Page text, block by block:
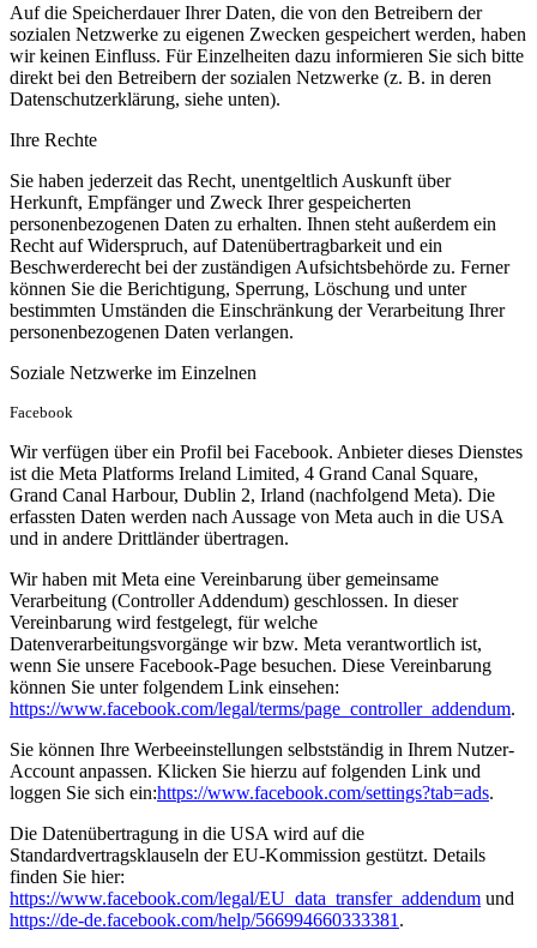
Auf die Speicherdauer Ihrer Daten, die von den Betreibern der
sozialen Netzwerke zu eigenen Zwecken gespeichert werden, haben
wir keinen Einfluss. Für Einzelheiten dazu informieren Sie sich bitte
direkt bei den Betreibern der sozialen Netzwerke (z. B. in deren
Datenschutzerklärung, siehe unten).
Ihre Rechte
Sie haben jederzeit das Recht, unentgeltlich Auskunft über
Herkunft, Empfänger und Zweck Ihrer gespeicherten
personenbezogenen Daten zu erhalten. Ihnen steht außerdem ein
Recht auf Widerspruch, auf Datenübertragbarkeit und ein
Beschwerderecht bei der zuständigen Aufsichtsbehörde zu. Ferner
können Sie die Berichtigung, Sperrung, Löschung und unter
bestimmten Umständen die Einschränkung der Verarbeitung Ihrer
personenbezogenen Daten verlangen.
Soziale Netzwerke im Einzelnen
Facebook
Wir verfügen über ein Profil bei Facebook. Anbieter dieses Dienstes
ist die Meta Platforms Ireland Limited, 4 Grand Canal Square,
Grand Canal Harbour, Dublin 2, Irland (nachfolgend Meta). Die
erfassten Daten werden nach Aussage von Meta auch in die USA
und in andere Drittländer übertragen.
Wir haben mit Meta eine Vereinbarung über gemeinsame
Verarbeitung (Controller Addendum) geschlossen. In dieser
Vereinbarung wird festgelegt, für welche
Datenverarbeitungsvorgänge wir bzw. Meta verantwortlich ist,
wenn Sie unsere Facebook-Page besuchen. Diese Vereinbarung
können Sie unter folgendem Link einsehen:
https://www.facebook.com/legal/terms/page_controller_addendum.
Sie können Ihre Werbeeinstellungen selbstständig in Ihrem Nutzer-
Account anpassen. Klicken Sie hierzu auf folgenden Link und
loggen Sie sich ein:https://www.facebook.com/settings?tab=ads.
Die Datenübertragung in die USA wird auf die
Standardvertragsklauseln der EU-Kommission gestützt. Details
finden Sie hier:
https://www.facebook.com/legal/EU_data_transfer_addendum und
https://de-de.facebook.com/help/566994660333381 .